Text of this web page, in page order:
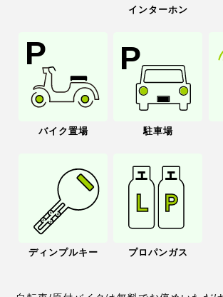
インターホン
バイク置場 駐車場
ディンプルキー プロパンガス